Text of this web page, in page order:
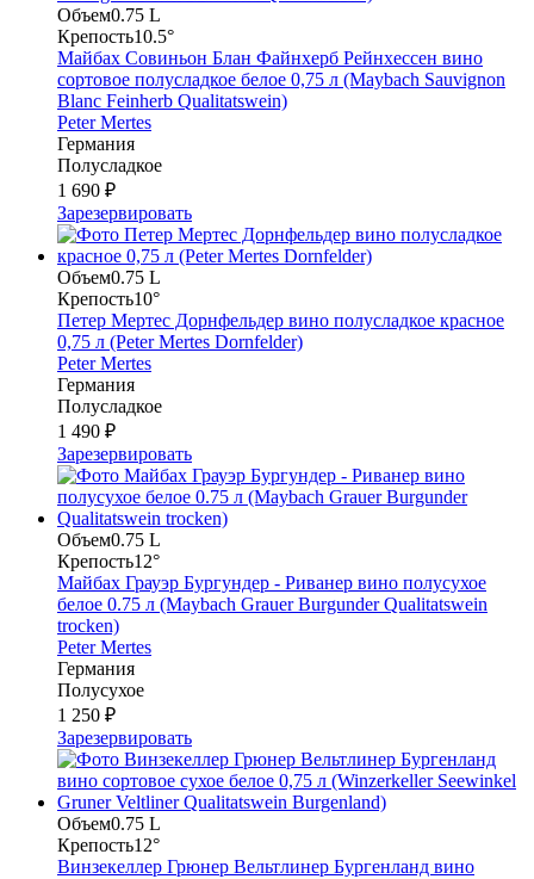
Объем0.75 L
Крепость10.5°
Майбах Совиньон Блан Файнхерб Рейнхессен вино
сортовое полусладкое белое 0,75 л (Maybach Sauvignon
Blanc Feinherb Qualitatswein)
Peter Mertes
Германия
Полусладкое
1 690 ₽
Зарезервировать
Объем0.75 L
Крепость10°
Петер Мертес Дорнфельдер вино полусладкое красное
0,75 л (Peter Mertes Dornfelder)
Peter Mertes
Германия
Полусладкое
1 490 ₽
Зарезервировать
Объем0.75 L
Крепость12°
Майбах Грауэр Бургундер - Риванер вино полусухое
белое 0.75 л (Maybach Grauer Burgunder Qualitatswein
trocken)
Peter Mertes
Германия
Полусухое
1 250 ₽
Зарезервировать
Объем0.75 L
Крепость12°
Винзекеллер Грюнер Вельтлинер Бургенланд вино